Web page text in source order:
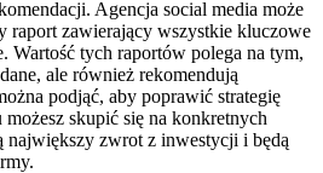
Agencja social media może
raport zawierający wszystkie kluczowe​
tych ⁢raportów polega na tym,
ale również rekomendują
podjąć, aby poprawić strategię
‍skupić ⁤się na konkretnych
największy zwrot z ⁤inwestycji i będą